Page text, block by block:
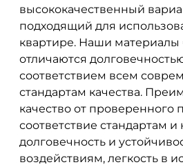
высококачественный
подходящий для
квартире. Наши материалы
отличаются
соответствием всем
стандартам качества.
качество от проверенного
соответствие стандартам
долговечность и
воздействиям, легкость в